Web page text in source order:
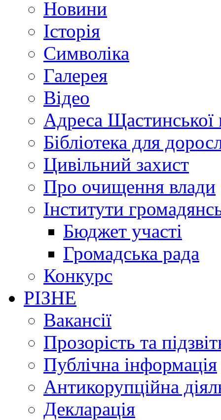
Новини
Історія
Символіка
Галерея
Відео
Адреса Щастинської
Бібліотека для
Цивільний захист
Про очищення влади
Інститути
Бюджет участі
Громадська рада
Конкурс
РІЗНЕ
Вакансії
Прозорість та
Публічна інформація
Антикорупційна
Декларація